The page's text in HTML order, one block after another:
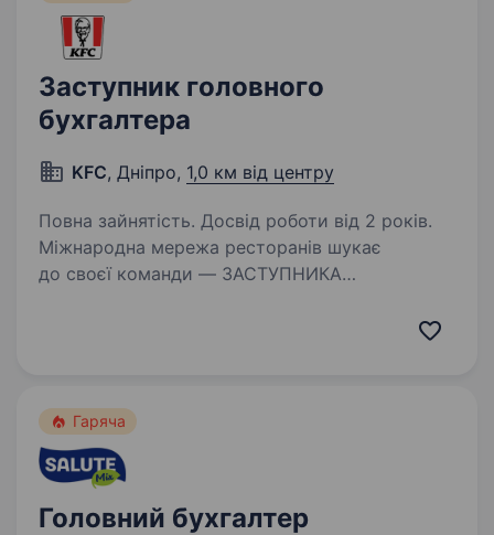
Заступник головного
бухгалтера
KFC, Дніпро, 1,0 км від центру
Повна зайнятість. Досвід роботи від 2 років.
Міжнародна мережа ресторанів шукає
до своєї команди — ЗАСТУПНИКА
Гаряча
Головний бухгалтер